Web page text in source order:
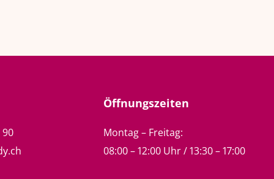
90
Öffnungszeiten
Montag – Freitag:
08:00 – 12:00 Uhr / 13:30 – 17:00